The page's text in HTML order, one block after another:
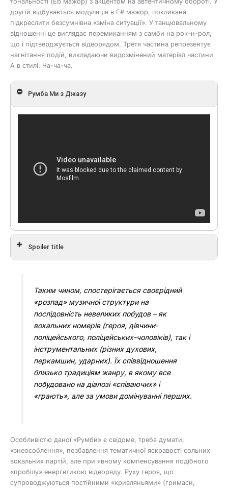
другій відбувається модуляція в F# мажор, покликана
підкреслити безсумнівна «зміна ситуації». У танцювальному
відношенні це виглядає перемиканням з самби на рок-н-рол,
що і підтверджується відеорядом. Третя частина репрезентує
нагнітання подій, викладаючи видозмінений матеріал частини
А в стилі: Ча-ча-ча.
Румба Ми з Джазу
Spoiler title
Таким чином, спостерігається своєрідний
«розпад» музичної структури на
послідовність невеликих побудов – як
вокальних номерів (героя, дівчини-
поліцейського, поліцейських-чоловіків), так і
інструментальних (різних духових,
перкамшин, ударних). Їх співвідношення
близько традиціям жанру, в якому все
побудовано на діалозі «співаючих» і
«грають», але за умови домінуванні перших.
Особливістю даної «Румби» є свідоме, треба думати,
«знеособлення», позбавлення тематичної яскравості сольних
вокальних партій, але при явному компенсування подібного
«пробілу» енергетикою відеоряду. Руху героя, що
супроводжуються постійними «кривляньями» (гримаси,